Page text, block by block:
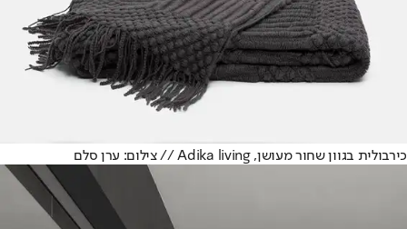
כירבולית בגוון שחור מעושן, Adika living // צילום: ערן סלם